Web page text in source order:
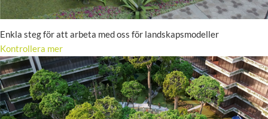
Enkla steg för att arbeta med oss för landskapsmodeller
Kontrollera mer